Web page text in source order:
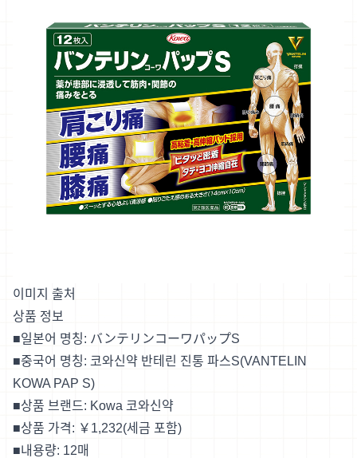
이미지 출처
상품 정보
■일본어 명칭: バンテリンコーワパップS
■중국어 명칭: 코와신약 반테린 진통 파스S(VANTELIN
KOWA PAP S)
■상품 브랜드: Kowa 코와신약
■상품 가격: ￥1,232(세금 포함)
■내용량: 12매